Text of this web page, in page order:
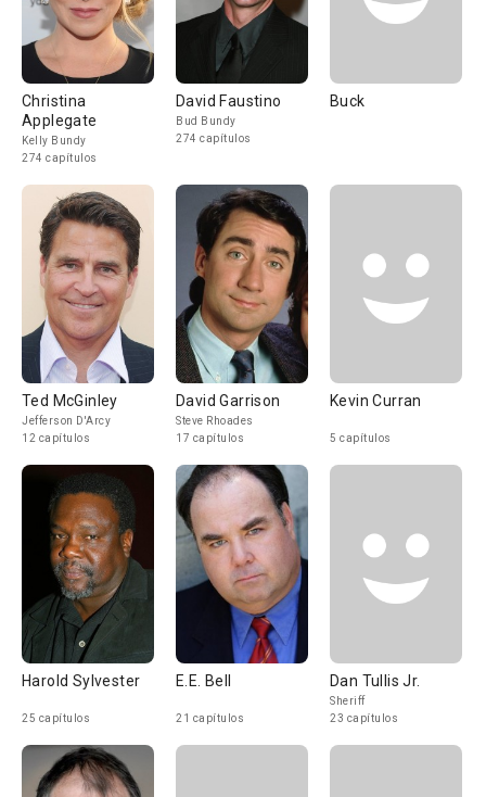
Christina
Applegate
Kelly Bundy
274 capítulos
David Faustino
Bud Bundy
274 capítulos
Buck
Ted McGinley
Jefferson D'Arcy
12 capítulos
David Garrison
Steve Rhoades
17 capítulos
Kevin Curran
5 capítulos
Harold Sylvester
25 capítulos
E.E. Bell
21 capítulos
Dan Tullis Jr.
Sheriff
23 capítulos